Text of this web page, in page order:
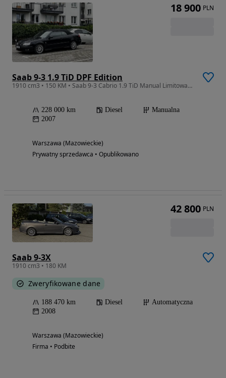
Saab 9-3 1.9 TiD DPF Edition
1910 cm3 • 150 KM • Saab 9-3 Cabrio 1.9 TiD Manual Limitowana Seria Ice Black
228 000 km Diesel
Manualna
2007
Warszawa (Mazowieckie)
Prywatny sprzedawca • Opublikowano
18 900 PLN
Saab 9-3X
1910 cm3 • 180 KM
Zweryfikowane dane
188 470 km Diesel
Automatyczna
2008
Warszawa (Mazowieckie)
Firma • Podbite
42 800 PLN